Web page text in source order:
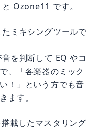
Ozone11 です。
ミキシングツールで
を判断して EQ やコ
、「各楽器のミック
！」という方でも音
ます。
載したマスタリング